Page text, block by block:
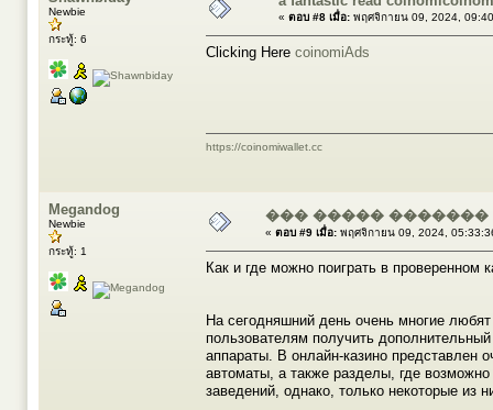
Newbie
กระทู้: 6
« ตอบ #8 เมื่อ: พฤศจิกายน 09, 2024,
Clicking Here coinomiAds
https://coinomiwallet.cc
Megandog
Newbie
กระทู้: 1
��� ����� �������
« ตอบ #9 เมื่อ: พฤศจิกายน 09, 2024,
Как и где можно поиграть в проверенном
На сегодняшний день очень многие
пользователям получить
аппараты. В онлайн-казино представлен
автоматы, а также разделы, где
заведений, однако, только некоторые из